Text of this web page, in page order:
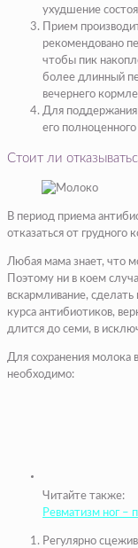
ухудшение
Прием
рекомендовано
чтобы пик
более длинный
вечернего
Для
его
Стоит ли
В период приема
отказаться от
Любая мама знает, что
Поэтому ни в коем
вскармливание,
курса антибиотиков,
длится до семи, в
Для сохранения молока
необходимо:
Читайте также:
Ревматизм ног –
Регулярно